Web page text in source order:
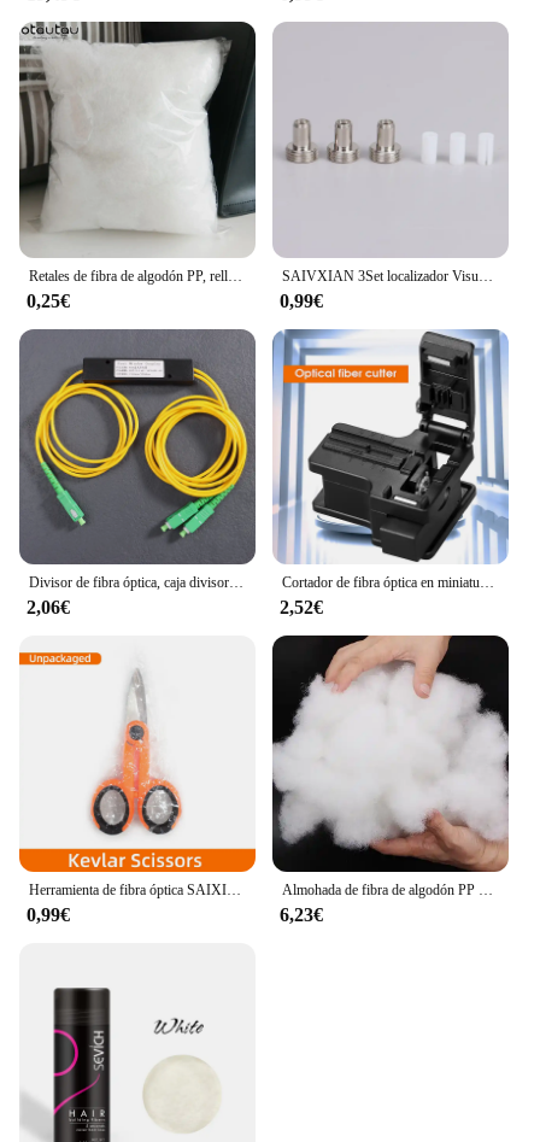
0,25€ 0,99€
Divisor de fibra óptica, caja divisora cónica de 1 a 2 FTTH, accesorios de computadora SC/APC
2,06€
Cortador de fibra óptica en miniatura, herramienta automática de retorno FTTH, conexión en frío, cuchilla de fibra, Material plástico, AUA-X01
2,52€
Herramienta de fibra óptica SAIXIAN, tijeras de aramida, tijeras peladoras de fibra, herramienta manual de fibra óptica
0,99€
Almohada de fibra de algodón PP suave Natural para muñecas, Material de relleno de cojín de alta calidad, 200g, X4008
6,23€